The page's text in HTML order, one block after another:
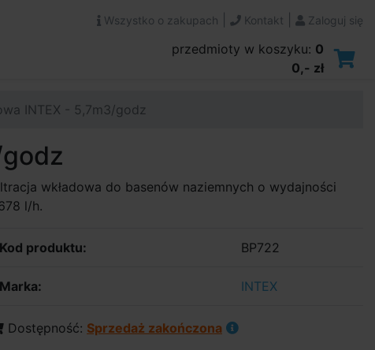
Wszystko o zakupach Kontakt Zaloguj się
przedmioty w koszyku: 0
0,- zł
INTEX - 5,7m3/godz
wkładowa do basenów naziemnych o wydajności
l/h.
Kod produktu: BP722
Marka: INTEX
Dostępność: Sprzedaż zakończona